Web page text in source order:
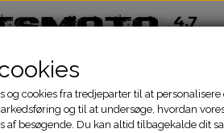
og cookies fra tredjeparter til at personalisere
og til at undersøge, hvordan
af besøgende. Du kan altid tilbagekalde dit